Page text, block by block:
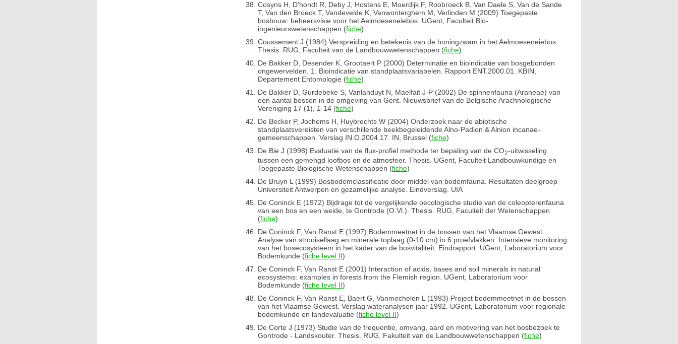
Cosyns H, D'hondt R, Deby J, Hostens E, Moerdijk F, Roobroeck B, Van Daele S, Van de Sande
T, Van den Broeck T, Vandevelde K, Vanwonterghem M, Verlinden M (2009) Toegepaste
bosbouw: beheersvisie voor het Aelmoeseneiebos. UGent, Faculteit Bio-
ingenieurswetenschappen (fiche)
Coussement J (1984) Verspreiding en betekenis van de honingzwam in het Aelmoeseneiebos.
Thesis. RUG, Faculteit van de Landbouwwetenschappen (fiche)
De Bakker D, Desender K, Grootaert P (2000) Determinatie en bioindicatie van bosgebonden
ongewervelden. 1. Bioindicatie van standplaatsvariabelen. Rapport ENT.2000.01. KBIN,
Departement Entomologie (fiche)
De Bakker D, Gurdebeke S, Vanlanduyt N, Maelfait J-P (2002) De spinnenfauna (Araneae) van
een aantal bossen in de omgeving van Gent. Nieuwsbrief van de Belgische Arachnologische
Vereniging 17 (1), 1-14 (fiche)
De Becker P, Jochems H, Huybrechts W (2004) Onderzoek naar de abiotische
standplaatsvereisten van verschillende beekbegeleidende Alno-Padion & Alnion incanae-
gemeenschappen. Verslag IN.O.2004.17. IN, Brussel (fiche)
De Bie J (1998) Evaluatie van de flux-profiel methode ter bepaling van de CO2-uitwisseling
tussen een gemengd loofbos en de atmosfeer. Thesis. UGent, Faculteit Landbouwkundige en
Toegepaste Biologische Wetenschappen (fiche)
De Bruyn L (1999) Bosbodemclassificatie door middel van bodemfauna. Resultaten deelgroep
Universiteit Antwerpen en gezamelijke analyse. Eindverslag. UIA
De Coninck E (1972) Bijdrage tot de vergelijkende oecologische studie van de coleopterenfauna
van een bos en een weide, te Gontrode (O.Vl.). Thesis. RUG, Faculteit der Wetenschappen
(fiche)
De Coninck F, Van Ranst E (1997) Bodemmeetnet in de bossen van het Vlaamse Gewest.
Analyse van strooisellaag en minerale toplaag (0-10 cm) in 6 proefvlakken. Intensieve monitoring
van het bosecosysteem in het kader van de bosvitaliteit. Eindrapport. UGent, Laboratorium voor
Bodemkunde (fiche level II)
De Coninck F, Van Ranst E (2001) Interaction of acids, bases and soil minerals in natural
ecosystems: examples in forests from the Flemish region. UGent, Laboratorium voor
Bodemkunde (fiche level II)
De Coninck F, Van Ranst E, Baert G, Vanmechelen L (1993) Project bodemmeetnet in de bossen
van het Vlaamse Gewest. Verslag wateranalysen jaar 1992. UGent, Laboratorium voor regionale
bodemkunde en landevaluatie (fiche level II)
De Corte J (1973) Studie van de frequentie, omvang, aard en motivering van het bosbezoek te
Gontrode - Landskouter. Thesis. RUG, Fakulteit van de Landbouwwetenschappen (fiche)